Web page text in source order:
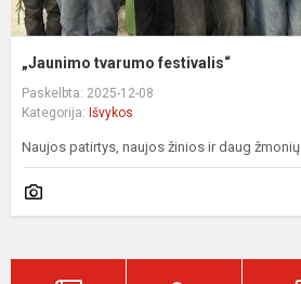
„Jaunimo tvarumo festivalis“
Paskelbta: 2025-12-08
Kategorija: Išvykos
Naujos patirtys, naujos žinios ir daug žmonių.